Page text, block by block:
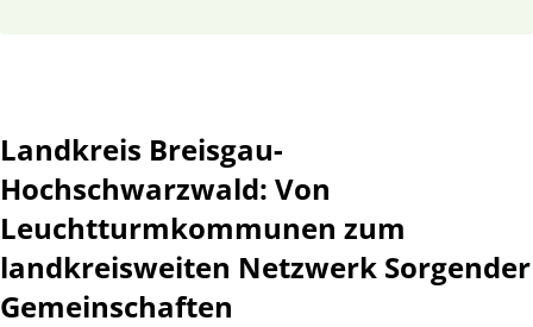
Landkreis Breisgau-
Hochschwarzwald: Von
Leuchtturmkommunen zum
landkreisweiten Netzwerk Sorgender
Gemeinschaften